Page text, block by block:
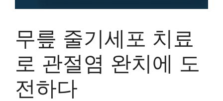
무릎 줄기세포 치료
로 관절염 완치에 도
전하다